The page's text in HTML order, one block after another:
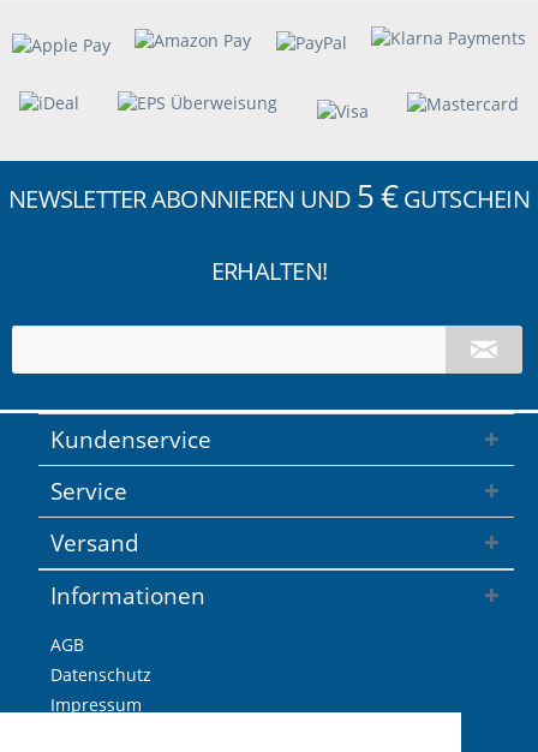
NEWSLETTER ABONNIEREN UND 5 €GUTSCHEIN
ERHALTEN!
Kundenservice
Service
Informationen
AGB
Datenschutz
Impressum
Versand